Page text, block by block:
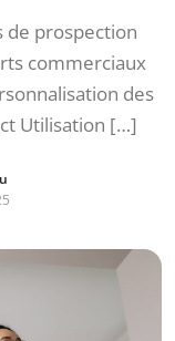
de prospection
commerciaux
des
Utilisation […]